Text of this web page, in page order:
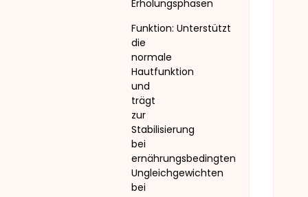
Erholungsphasen
Funktion: Unterstützt
die
normale
Hautfunktion
und
trägt
zur
Stabilisierung
bei
ernährungsbedingten
Ungleichgewichten
bei